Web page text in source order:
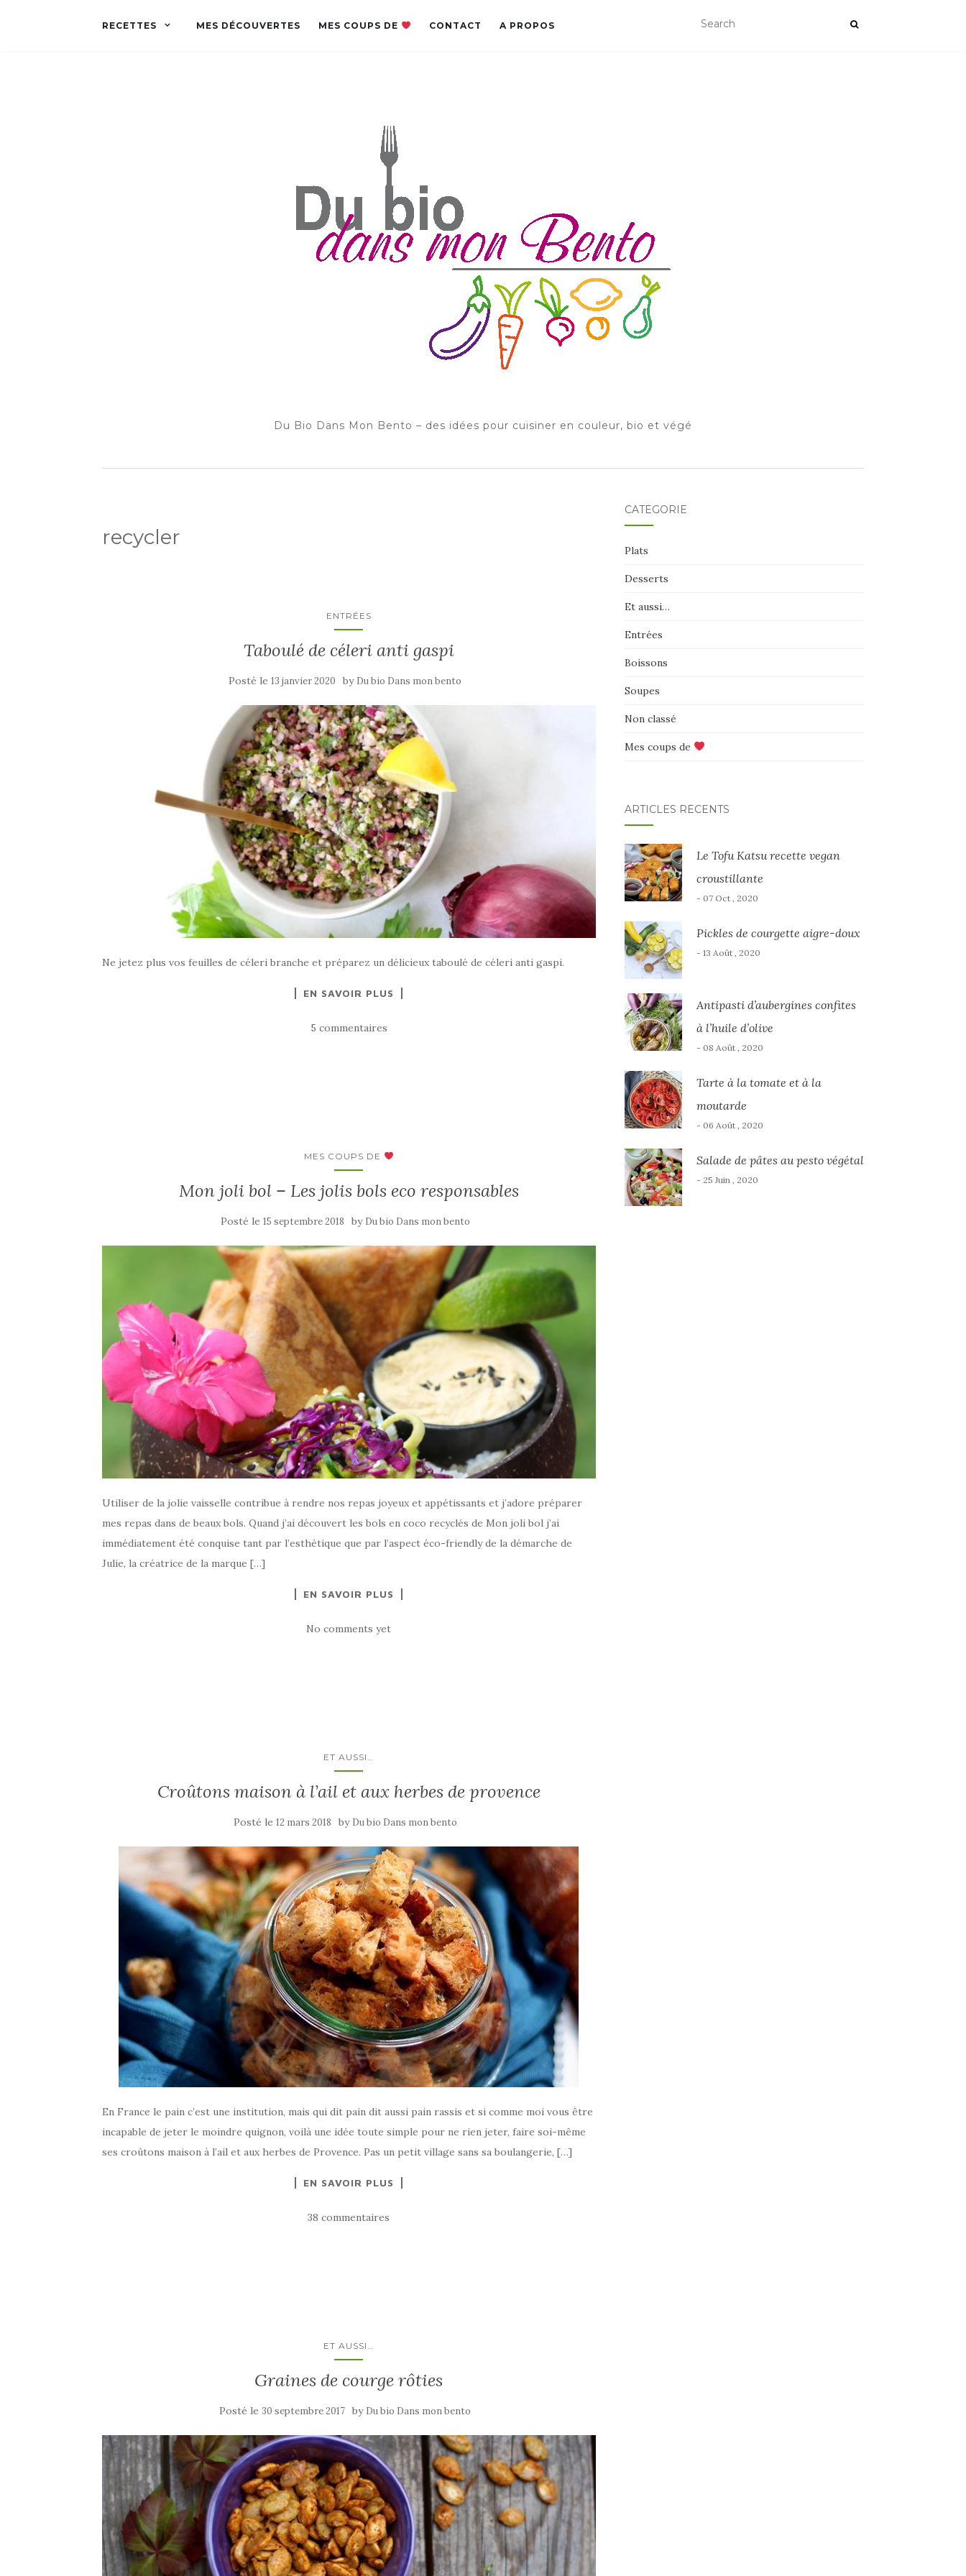
RECETTES MES DÉCOUVERTES MES COUPS DE CONTACT A PROPOS
Du Bio Dans Mon Bento – des idées pour cuisiner en couleur, bio et végé
recycler
ENTRÉES
Taboulé de céleri anti gaspi
Posté le13 janvier 2020 by Du bio Dans mon bento
Ne jetez plus vos feuilles de céleri branche et préparez un délicieux taboulé de céleri anti gaspi.
EN SAVOIR PLUS
5 commentaires
MES COUPS DE
Mon joli bol – Les jolis bols eco responsables
Posté le 15 septembre 2018 by Du bio Dans mon bento
Utiliser de la jolie vaisselle contribue à rendre nos repas joyeux et appétissants et j’adore préparer
mes repas dans de beaux bols. Quand j’ai découvert les bols en coco recyclés de Mon joli bol j’ai
immédiatement été conquise tant par l’esthétique que par l’aspect éco-friendly de la démarche de
Julie, la créatrice de la marque […]
EN SAVOIR PLUS
No comments yet
ET AUSSI…
Croûtons maison à l’ail et aux herbes de provence
Posté le 12 mars 2018 by Du bio Dans mon bento
En France le pain c’est une institution, mais qui dit pain dit aussi pain rassis et si comme moi vous être
incapable de jeter le moindre quignon, voilà une idée toute simple pour ne rien jeter, faire soi-même
ses croûtons maison à l’ail et aux herbes de Provence. Pas un petit village sans sa boulangerie, […]
EN SAVOIR PLUS
38 commentaires
ET AUSSI…
Graines de courge rôties
Posté le 30 septembre 2017 by Du bio Dans mon bento
CATÉGORIE
Plats
Desserts
Et aussi…
Entrées
Boissons
Soupes
Non classé
Mes coups de
ARTICLES RÉCENTS
Le Tofu Katsu recette vegan
croustillante
- 07 Oct , 2020
Pickles de courgette aigre-doux
- 13 Août , 2020
Antipasti d’aubergines confites
à l’huile d’olive
- 08 Août , 2020
Tarte à la tomate et à la
moutarde
- 06 Août , 2020
Salade de pâtes au pesto végétal
- 25 Juin , 2020